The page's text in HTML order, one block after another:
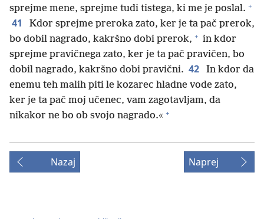
sprejme mene, sprejme tudi tistega, ki me je poslal. +
41
Kdor sprejme preroka zato, ker je ta pač prerok,
bo dobil nagrado, kakršno dobi prerok, + in kdor
sprejme pravičnega zato, ker je ta pač pravičen, bo
dobil nagrado, kakršno dobi pravični. 42
In kdor da
enemu teh malih piti le kozarec hladne vode zato,
ker je ta pač moj učenec, vam zagotavljam, da
nikakor ne bo ob svojo nagrado.« +
Nazaj Naprej